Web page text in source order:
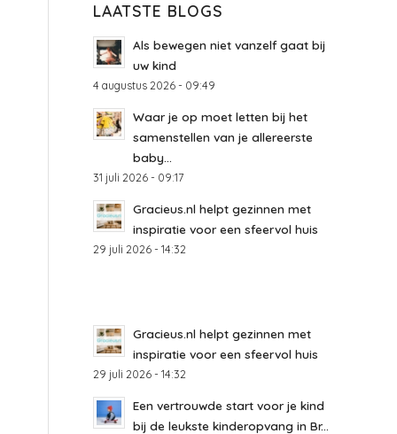
LAATSTE BLOGS
Als bewegen niet vanzelf gaat bij
uw kind
4 augustus 2026 - 09:49
Waar je op moet letten bij het
samenstellen van je allereerste
baby...
31 juli 2026 - 09:17
Gracieus.nl helpt gezinnen met
inspiratie voor een sfeervol huis
29 juli 2026 - 14:32
Gracieus.nl helpt gezinnen met
inspiratie voor een sfeervol huis
29 juli 2026 - 14:32
Een vertrouwde start voor je kind
bij de leukste kinderopvang in Br...